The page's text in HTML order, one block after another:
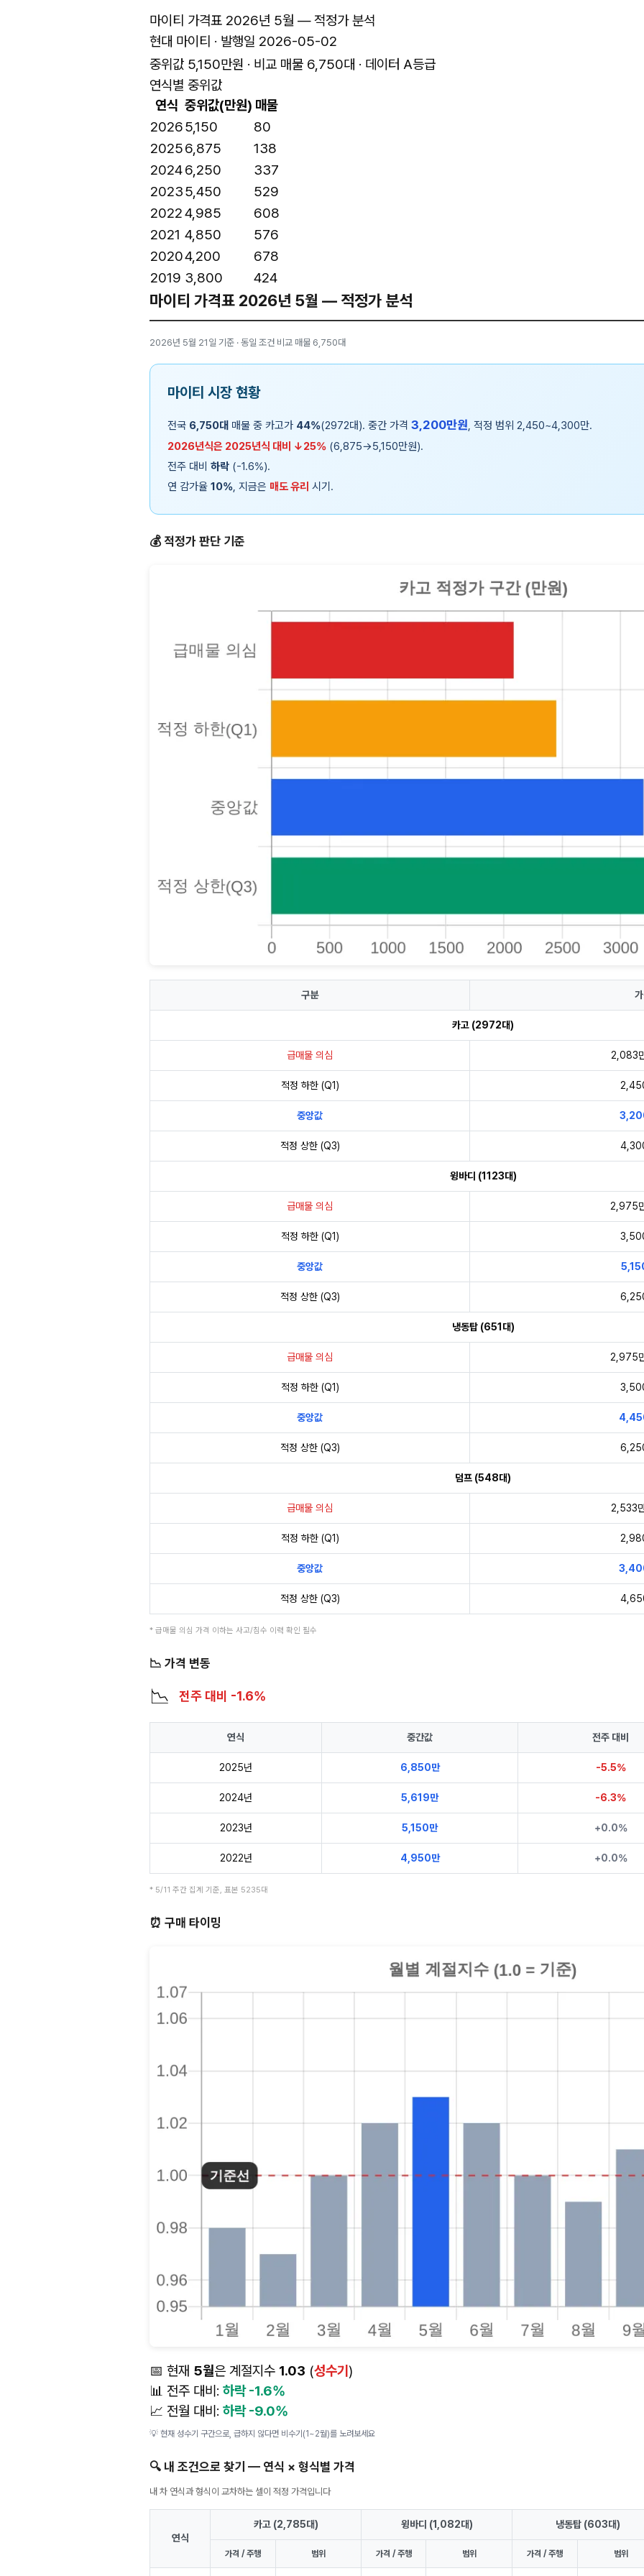
마이티 가격표 2026년 5월 — 적정가 분석
현대 마이티 · 발행일 2026-05-02
중위값 5,150만원 · 비교 매물 6,750대 · 데이터 A등급
연식별 중위값
연식 중위값(만원) 매물
20265,150
80
20256,875
138
20246,250
337
20235,450
529
20224,985
608
2021 4,850
576
20204,200
678
2019 3,800 424
마이티 가격표 2026년 5월 — 적정가 분석
2026년 5월 21일 기준 · 동일 조건 비교 매물 6,750대
마이티 시장 현황
전국 6,750대 매물 중 카고가 44%(2972대). 중간 가격 3,200만원, 적정 범위 2,450~4,300만.
2026년식은 2025년식 대비 ↓25% (6,875→5,150만원).
전주 대비 하락 (-1.6%).
연 감가율 10%, 지금은 매도 유리 시기.
💰 적정가 판단 기준
구분
카고 (2972대)
급매물 의심 2,083
적정 하한 (Q1)
중앙값
적정 상한 (Q3)
윙바디 (1123대)
급매물 의심 2,975
적정 하한 (Q1)
중앙값
적정 상한 (Q3)
냉동탑 (651대)
급매물 의심 2,975
적정 하한 (Q1)
중앙값
적정 상한 (Q3)
덤프 (548대)
급매물 의심 2,533
적정 하한 (Q1)
중앙값
적정 상한 (Q3)
* 급매물 의심 가격 이하는 사고/침수 이력 확인 필수
📉 가격 변동
📉 전주 대비 -1.6%
연식 중간값 전주 대비
2025년 6,850만 -5.5%
2024년 5,619만 -6.3%
2023년 5,150만 +0.0%
2022년 4,950만 +0.0%
* 5/11 주간 집계 기준, 표본 5235대
⏰ 구매 타이밍
📅 현재 5월은 계절지수 1.03 (성수기 )
📊 전주 대비: 하락 -1.6%
📈 전월 대비: 하락 -9.0%
💡 현재 성수기 구간으로, 급하지 않다면 비수기(1~2월)를 노려보세요
🔍 내 조건으로 찾기 — 연식 × 형식별 가격
내 차 연식과 형식이 교차하는 셀이 적정 가격입니다
연식
카고 (2,785대) 윙바디 (1,082대) 냉동탑 (603대)
가격 / 주행 범위 가격 / 주행 범위 가격 / 주행 범위